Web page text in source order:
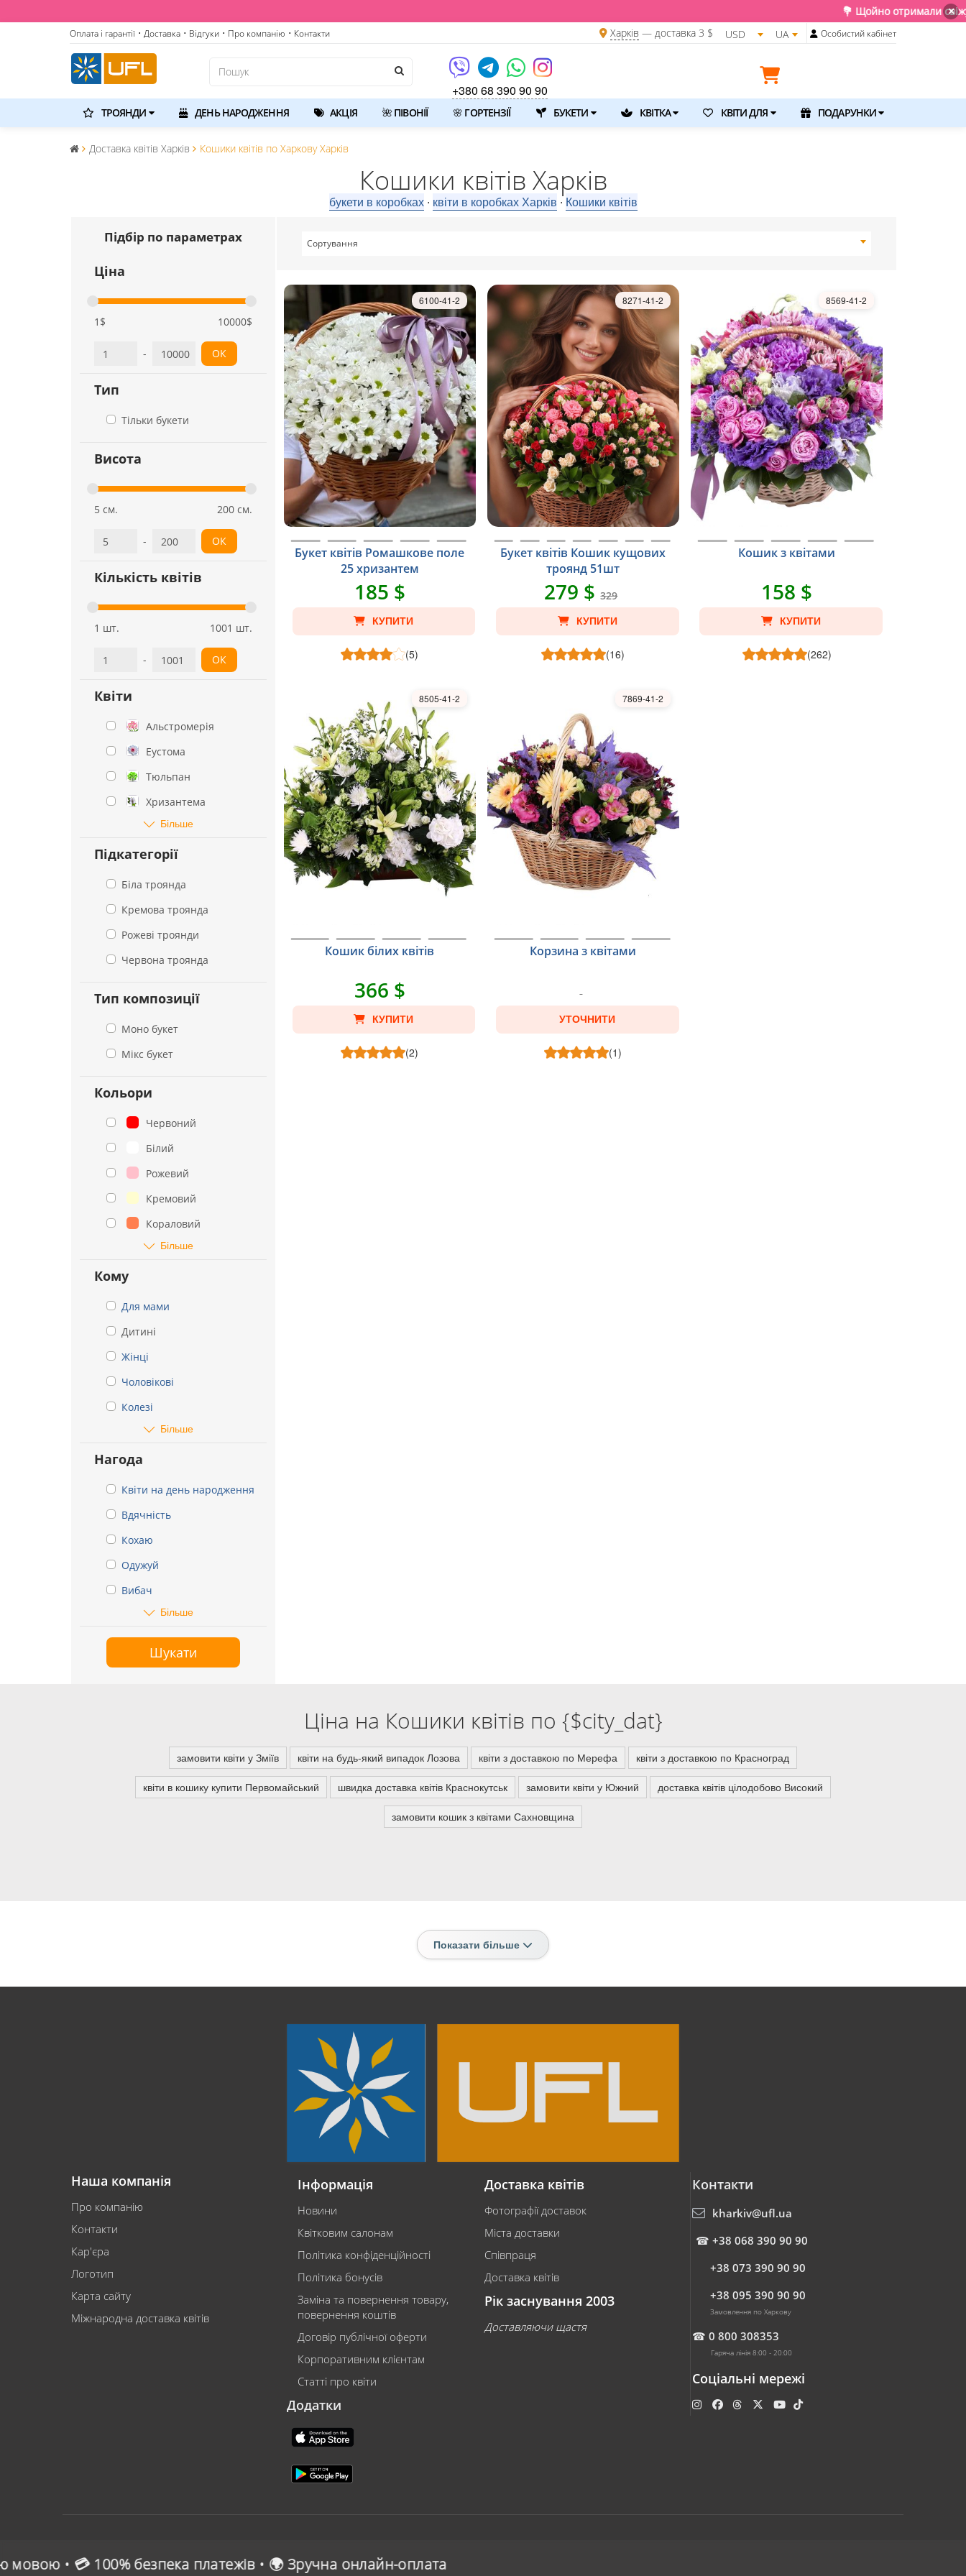
💐 Щойно отримали свіжу поставку.
×
Оплата і гарантії • Доставка • Відгуки • Про компанію • Контакти Харків— доставка 3 $ USD UA Особистий кабінет
+380 68 390 90 90
ТРОЯНДИ ДЕНЬ НАРОДЖЕННЯ АКЦІЯ 🌺 ПІВОНІЇ 🌸 ГОРТЕНЗІЇ БУКЕТИ КВІТКА КВІТИ ДЛЯ ПОДАРУНКИ
Доставка квітів Харків Кошики квітів по Харкову Харків
Кошики квітів Харків
букети в коробках⋅ квіти в коробках Харків ⋅ Кошики квітів
Підбір по параметрах
Ціна
1$ 10000$
- ОК
Тип
Тільки букети
Висота
5 см. 200 см.
- ОК
Кількість квітів
1 шт. 1001 шт.
- ОК
Квіти
Альстромерія
Еустома
Тюльпан
Хризантема
Більше
Підкатегорії
Біла троянда
Кремова троянда
Рожеві троянди
Червона троянда
Тип композиції
Моно букет
Мікс букет
Кольори
Червоний
Білий
Рожевий
Кремовий
Кораловий
Більше
Кому
Для мами
Дитині
Жінці
Чоловікові
Колезі
Більше
Нагода
Квіти на день народження
Вдячність
Кохаю
Одужуй
Вибач
Більше
Шукати
Сортування
Букет квітів Ромашкове поле
25 хризантем
6100-41-2
185 $
КУПИТИ
(5)
Букет квітів Кошик кущових
троянд 51шт
8271-41-2
279 $329
КУПИТИ
(16)
Кошик з квітами
8569-41-2
158 $
КУПИТИ
(262)
Кошик білих квітів
8505-41-2
366 $
КУПИТИ
(2)
Корзина з квітами
7869-41-2
УТОЧНИТИ
(1)
Ціна на Кошики квітів по {$city_dat}
замовити квіти у Зміїв квіти на будь-який випадок Лозова квіти з доставкою по Мерефа квіти з доставкою по Красноград
квіти в кошику купити Первомайський швидка доставка квітів Краснокутськ замовити квіти у Южний доставка квітів цілодобово Високий
замовити кошик з квітами Сахновщина
Показати більше
Наша компанія
Про компанію
Контакти
Кар'єра
Логотип
Карта сайту
Міжнародна доставка квітів
Інформація
Новини
Квітковим салонам
Політика конфіденційності
Політика бонусів
Заміна та повернення товару,
повернення коштів
Договір публічної оферти
Корпоративним клієнтам
Статті про квіти
Додатки
Доставка квітів
Фотографії доставок
Міста доставки
Співпраця
Доставка квітів
Рік заснування 2003
Доставляючи щастя
Контакти
kharkiv@ufl.ua
☎ +38 068 390 90 90
+38 073 390 90 90
+38 095 390 90 90
Замовлення по Харкову
☎ 0 800 308353
Гаряча лінія 8:00 - 20:00
Соціальні мережі
платежів • 🌍 Зручна онлайн-оплата